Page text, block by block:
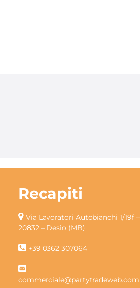
Recapiti
Via Lavoratori Autobianchi 1/19f –
20832 – Desio (MB)
+39 0362 307064
commerciale@partytradeweb.com